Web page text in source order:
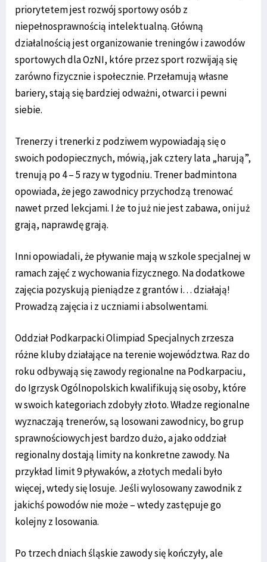
priorytetem jest rozwój sportowy osób z
niepełnosprawnością intelektualną. Główną
działalnością jest organizowanie treningów i zawodów
sportowych dla OzNI, które przez sport rozwijają się
zarówno fizycznie i społecznie. Przełamują własne
bariery, stają się bardziej odważni, otwarci i pewni
siebie.
Trenerzy i trenerki z podziwem wypowiadają się o
swoich podopiecznych, mówią, jak cztery lata „harują”,
trenują po 4 – 5 razy w tygodniu. Trener badmintona
opowiada, że jego zawodnicy przychodzą trenować
nawet przed lekcjami. I że to już nie jest zabawa, oni już
grają, naprawdę grają.
Inni opowiadali, że pływanie mają w szkole specjalnej w
ramach zajęć z wychowania fizycznego. Na dodatkowe
zajęcia pozyskują pieniądze z grantów i… działają!
Prowadzą zajęcia i z uczniami i absolwentami.
Oddział Podkarpacki Olimpiad Specjalnych zrzesza
różne kluby działające na terenie województwa. Raz do
roku odbywają się zawody regionalne na Podkarpaciu,
do Igrzysk Ogólnopolskich kwalifikują się osoby, które
w swoich kategoriach zdobyły złoto. Władze regionalne
wyznaczają trenerów, są losowani zawodnicy, bo grup
sprawnościowych jest bardzo dużo, a jako oddział
regionalny dostają limity na konkretne zawody. Na
przykład limit 9 pływaków, a złotych medali było
więcej, wtedy się losuje. Jeśli wylosowany zawodnik z
jakichś powodów nie może – wtedy zastępuje go
kolejny z losowania.
Po trzech dniach śląskie zawody się kończyły, ale